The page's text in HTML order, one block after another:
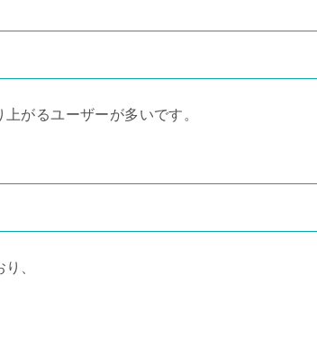
がるユーザーが多いです。
、